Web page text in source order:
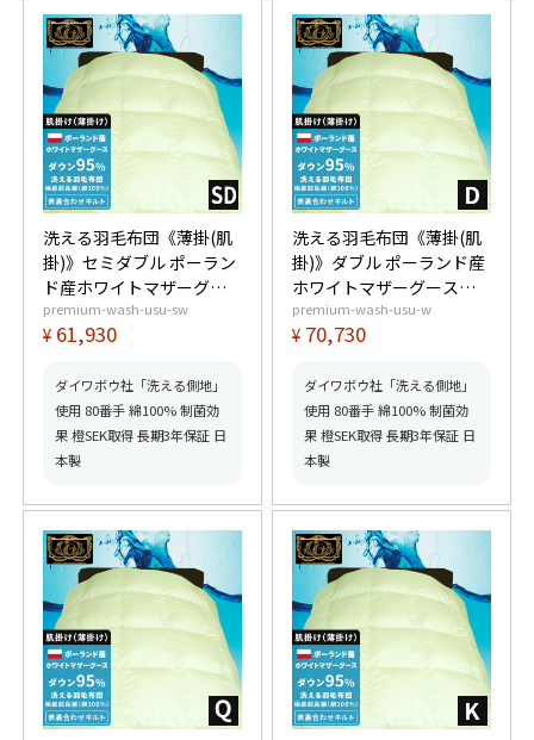
洗える羽毛布団《薄掛(肌
掛)》セミダブル ポーラン
ド産ホワイトマザーグー
スダウン95% (440dp以
上) 羽毛量0.6kg 【6つ星
得】【グッドふとんマー
ク取得】
premium-wash-usu-sw
¥ 61,930
ダイワボウ社「洗える側地」
使用 80番手 綿100% 制菌効
果 橙SEK取得 長期3年保証 日
本製
洗える羽毛布団《薄掛(肌
掛)》ダブル ポーランド産
ホワイトマザーグースダ
ウン95% (440dp以上) 羽
毛量0.65kg 【6つ星プレ
【グッドふとんマーク取
得】
premium-wash-usu-w
¥ 70,730
ダイワボウ社「洗える側地」
使用 80番手 綿100% 制菌効
果 橙SEK取得 長期3年保証 日
本製